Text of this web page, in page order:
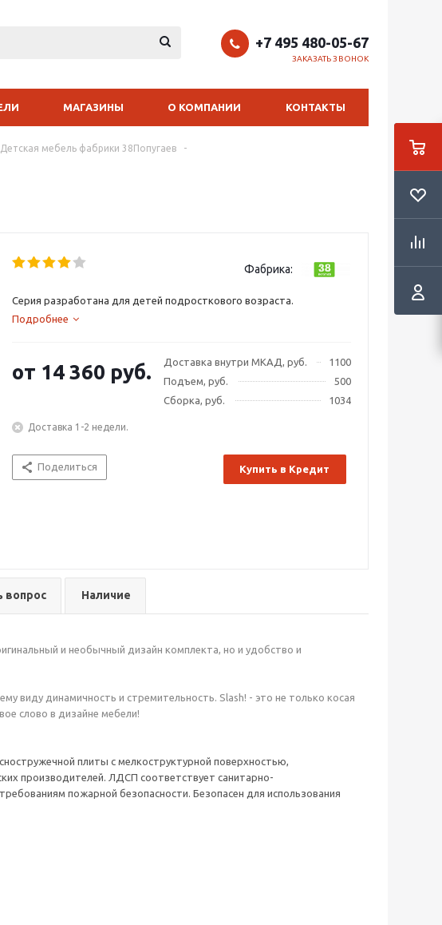
+7 495 480-05-67
ЗАКАЗАТЬ ЗВОНОК
МАГАЗИНЫ О КОМПАНИИ КОНТАКТЫ
Детская мебель фабрики 38Попугаев
-
Фабрика:
Серия разработана для детей подросткового возраста.
Подробнее
Доставка внутри МКАД, руб.
1100
Подъем, руб.
500
Сборка, руб.
1034
от 14 360 руб.
Доставка 1-2 недели.
Поделиться Купить в Кредит
вопрос Наличие
и необычный дизайн комплекта, но и удобство и
виду динамичность и стремительность. Slash! - это не только косая
слово в дизайне мебели!
плиты с мелкоструктурной поверхностью,
производителей. ЛДСП соответствует санитарно-
пожарной безопасности. Безопасен для использования